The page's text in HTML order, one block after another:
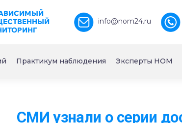
info@nom24.ru
Практикум наблюдения Эксперты НОМ
СМИ узнали о серии